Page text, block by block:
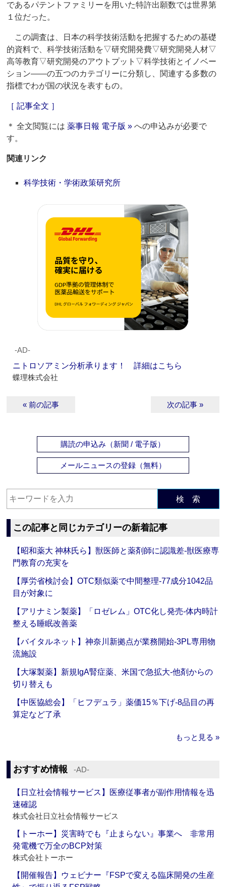
であるパテントファミリーを用いた特許出願数では世界第
１位だった。
この調査は、日本の科学技術活動を把握するための基礎
的資料で、科学技術活動を▽研究開発費▽研究開発人材▽
高等教育▽研究開発のアウトプット▽科学技術とイノベー
ション――の五つのカテゴリーに分類し、関連する多数の
指標でわが国の状況を表すもの。
［ 記事全文 ］
＊ 全文閲覧には薬事日報 電子版 » への申込みが必要で
す。
関連リンク
科学技術・学術政策研究所
‐AD‐
ニトロソアミン分析承ります！ 詳細はこちら
蝶理株式会社
« 前の記事 次の記事 »
購読の申込み（新聞 / 電子版）
メールニュースの登録（無料）
検 索
この記事と同じカテゴリーの新着記事
【昭和薬大 神林氏ら】獣医師と薬剤師に認識差‐獣医療専
門教育の充実を
【厚労省検討会】OTC類似薬で中間整理‐77成分1042品
目が対象に
【アリナミン製薬】「ロゼレム」OTC化し発売‐体内時計
整える睡眠改善薬
【バイタルネット】神奈川新拠点が業務開始‐3PL専用物
流施設
【大塚製薬】新規IgA腎症薬、米国で急拡大‐他剤からの
切り替えも
【中医協総会】「ヒフデュラ」薬価15％下げ‐8品目の再
算定など了承
もっと見る »
おすすめ情報 ‐AD‐
【日立社会情報サービス】医療従事者が副作用情報を迅
速確認
株式会社日立社会情報サービス
【トーホー】災害時でも『止まらない』事業へ 非常用
発電機で万全のBCP対策
株式会社トーホー
【開催報告】ウェビナー『FSPで変える臨床開発の生産